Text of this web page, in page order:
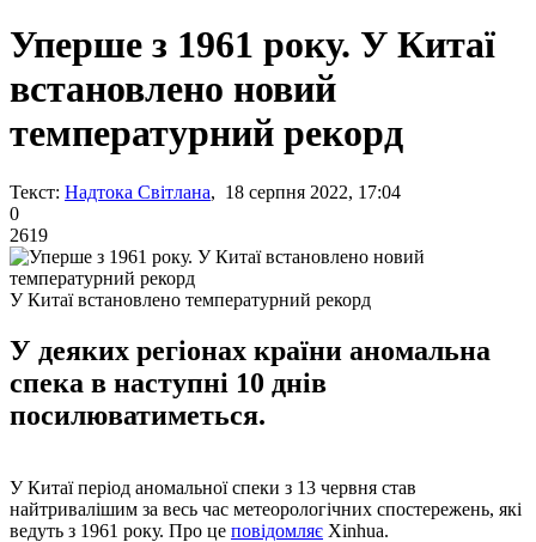
Уперше з 1961 року. У Китаї
встановлено новий
температурний рекорд
Текст: Надтока Світлана, 18 серпня 2022, 17:04
0
2619
У Китаї встановлено температурний рекорд
У деяких регіонах країни аномальна
спека в наступні 10 днів
посилюватиметься.
У Китаї період аномальної спеки з 13 червня став
найтривалішим за весь час метеорологічних спостережень, які
ведуть з 1961 року. Про це повідомляє Xinhua.